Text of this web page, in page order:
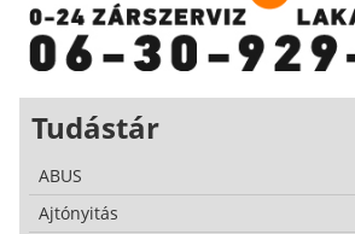
Tudástár
ABUS
Ajtónyitás